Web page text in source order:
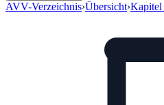
AVV-Verzeichnis›Übersicht›Kapitel